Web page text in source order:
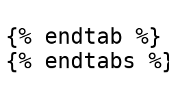
{% endtab %}
{% endtabs